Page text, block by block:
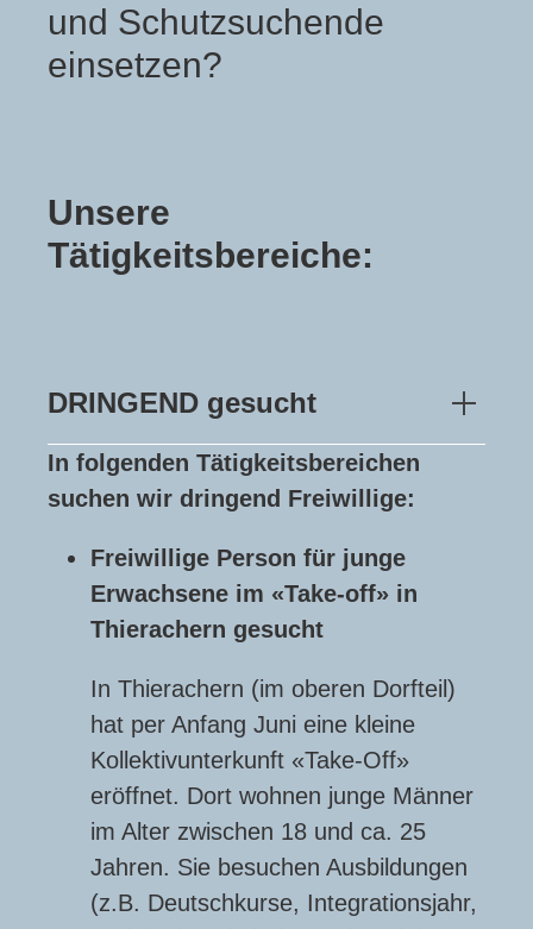
und Schutzsuchende
einsetzen?
Unsere
Tätigkeitsbereiche:
DRINGEND gesucht
In folgenden Tätigkeitsbereichen
suchen wir dringend Freiwillige:
Freiwillige Person für junge
Erwachsene im «Take-off» in
Thierachern gesucht
In Thierachern (im oberen Dorfteil)
hat per Anfang Juni eine kleine
Kollektivunterkunft «Take-Off»
eröffnet. Dort wohnen junge Männer
im Alter zwischen 18 und ca. 25
Jahren. Sie besuchen Ausbildungen
(z.B. Deutschkurse, Integrationsjahr,